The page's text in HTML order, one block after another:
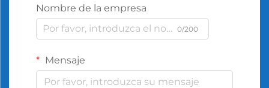
Nombre de la empresa
0/200
Mensaje